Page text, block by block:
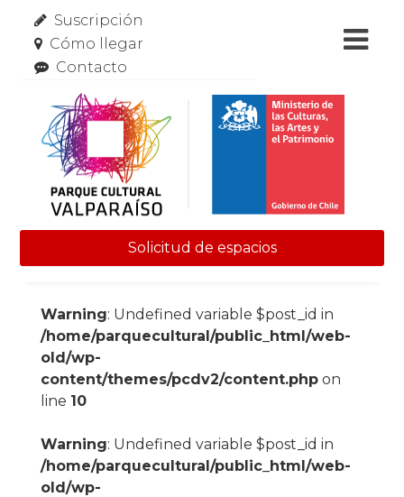
Suscripción
Cómo llegar
Contacto
Solicitud de espacios
Warning: Undefined variable $post_id in
/home/parquecultural/public_html/web-
old/wp-
content/themes/pcdv2/content.phpon
line 10
Warning: Undefined variable $post_id in
/home/parquecultural/public_html/web-
old/wp-